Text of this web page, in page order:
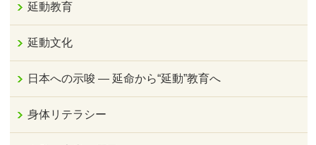
延動教育
延動文化
日本への示唆 ― 延命から“延動”教育へ
身体リテラシー